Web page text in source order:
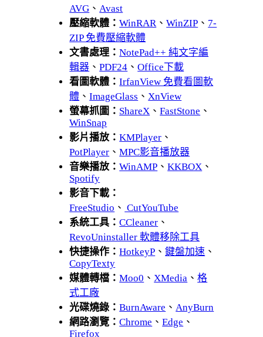
AVG 、 Avast
壓縮軟體：WinRAR 、WinZIP 、 7-
ZIP 免費壓縮軟體
文書處理：NotePad++ 純文字編
輯器 、PDF24 、Office下載
看圖軟體：IrfanView 免費看圖軟
體 、ImageGlass 、 XnView
螢幕抓圖： ShareX 、FastStone 、
WinSnap
影片播放：KMPlayer 、
PotPlayer 、MPC影音播放器
音樂播放：WinAMP 、KKBOX 、
Spotify
影音下載：
FreeStudio 、 CutYouTube
系統工具：CCleaner 、
RevoUninstaller 軟體移除工具
快捷操作：HotkeyP 、鍵盤加速 、
CopyTexty
媒體轉檔：Moo0 、 XMedia 、格
式工廠
光碟燒錄：BurnAware 、 AnyBurn
網路瀏覽：Chrome 、Edge 、
Firefox